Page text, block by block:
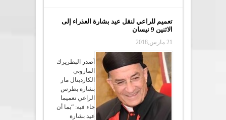
تعميم للراعي لنقل عيد بشارة العذراء إلى
الاثنين 9 نيسان
21 مارس,2018
أصدر البطريرك
الماروني
الكاردينال مار
بشارة بطرس
الراعي تعميما
جاء فيه: “بما أن
عيد بشارة